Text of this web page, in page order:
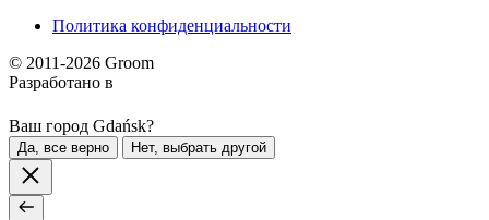
Политика конфиденциальности
© 2011-2026 Groom
Разработано в
Ваш город Gdańsk?
Да, все верно Нет, выбрать другой